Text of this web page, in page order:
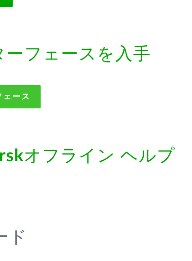
ーフェースを入手
ース
オフライン ヘルプ
ド